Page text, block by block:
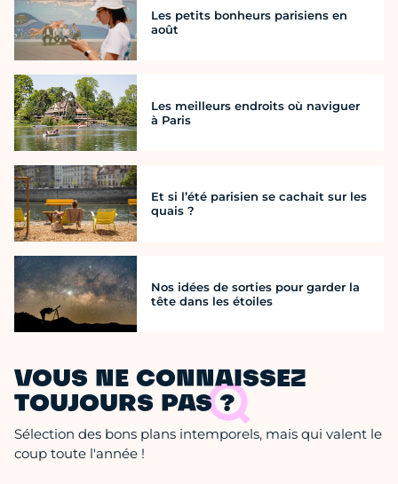
Les petits bonheurs parisiens en
août
Les meilleurs endroits où naviguer
à Paris
Et si l’été parisien se cachait sur les
quais ?
Nos idées de sorties pour garder la
tête dans les étoiles
VOUS NE CONNAISSEZ
TOUJOURS PAS ?
Sélection des bons plans intemporels, mais qui valent le
coup toute l'année !